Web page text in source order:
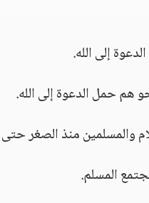
إلى الله.
هم حمل الدعوة إلى الله.
والمسلمين منذ الصغر
المسلم.